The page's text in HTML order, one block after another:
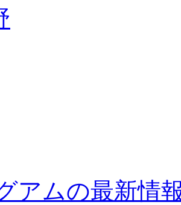
アムの最新情